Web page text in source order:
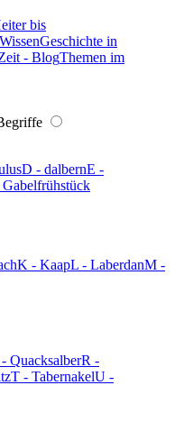
bis
Geschichte in
- BlogThemen im
D - dalbernE -
K - KaapL - LaberdanM -
QuacksalberR -
T - TabernakelU -